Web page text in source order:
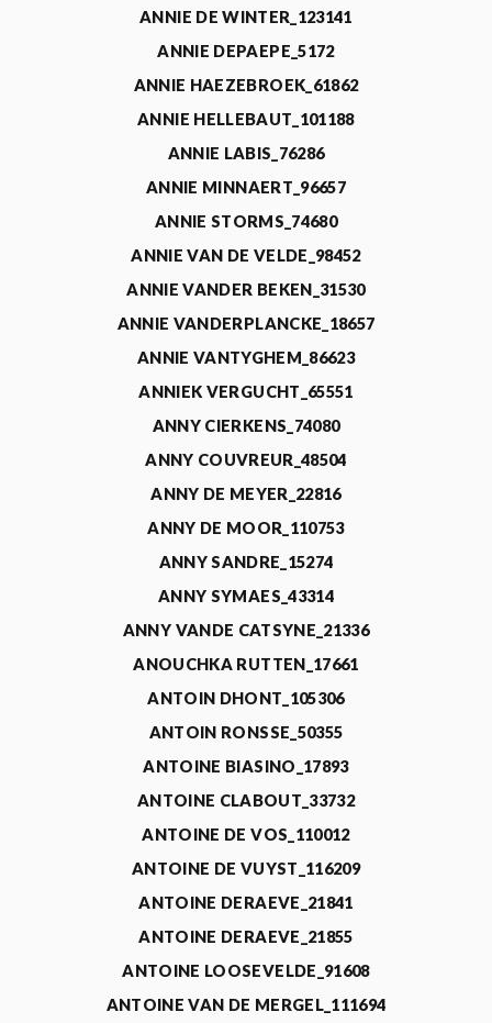
ANNIE DE WINTER_123141
ANNIE DEPAEPE_5172
ANNIE HAEZEBROEK_61862
ANNIE HELLEBAUT_101188
ANNIE LABIS_76286
ANNIE MINNAERT_96657
ANNIE STORMS_74680
ANNIE VAN DE VELDE_98452
ANNIE VANDER BEKEN_31530
ANNIE VANDERPLANCKE_18657
ANNIE VANTYGHEM_86623
ANNIEK VERGUCHT_65551
ANNY CIERKENS_74080
ANNY COUVREUR_48504
ANNY DE MEYER_22816
ANNY DE MOOR_110753
ANNY SANDRE_15274
ANNY SYMAES_43314
ANNY VANDE CATSYNE_21336
ANOUCHKA RUTTEN_17661
ANTOIN DHONT_105306
ANTOIN RONSSE_50355
ANTOINE BIASINO_17893
ANTOINE CLABOUT_33732
ANTOINE DE VOS_110012
ANTOINE DE VUYST_116209
ANTOINE DERAEVE_21841
ANTOINE DERAEVE_21855
ANTOINE LOOSEVELDE_91608
ANTOINE VAN DE MERGEL_111694